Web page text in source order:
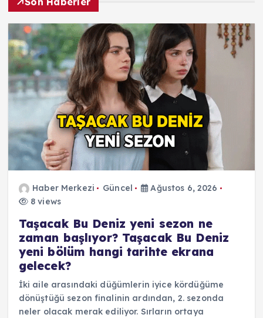
Haber Merkezi Güncel
Ağustos 6, 2026
8 views
Taşacak Bu Deniz yeni sezon ne
zaman başlıyor? Taşacak Bu Deniz
yeni bölüm hangi tarihte ekrana
gelecek?
İki aile arasındaki düğümlerin iyice kördüğüme
dönüştüğü sezon finalinin ardından, 2. sezonda
neler olacak merak ediliyor. Sırların ortaya